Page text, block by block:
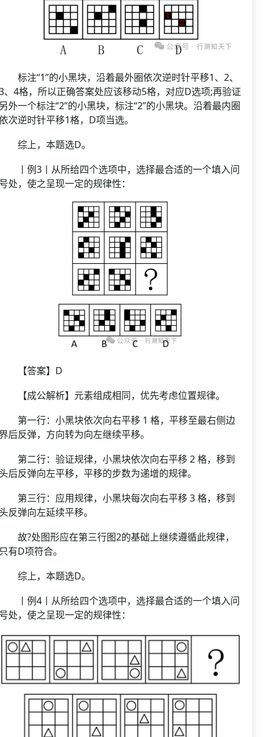
注“1”的小黑块，沿着最外圈依次逆时针平移1、2、
、4格，所以正确答案处应该移动5格，对应D选项;再验证
外一个标注“2”的小黑块，标注“2”的小黑块。沿着最内圈
次逆时针平移1格，D项当选。
上，本题选D。
例3丨从所给四个选项中，选择最合适的一个填入问
处，使之呈现一定的规律性：
答案】D
成公解析】元素组成相同，优先考虑位置规律。
一行：小黑块依次向右平移 1 格，平移至最右侧边
后反弹，方向转为向左继续平移。
二行：验证规律，小黑块依次向右平移 2 格，移到
后反弹向左平移，平移的步数为递增的规律。
三行：应用规律，小黑块每次向右平移 3 格，移到
反弹向左延续平移。
?处图形应在第三行图2的基础上继续遵循此规律，
有D项符合。
上，本题选D。
例4丨从所给四个选项中，选择最合适的一个填入问
处，使之呈现一定的规律性：